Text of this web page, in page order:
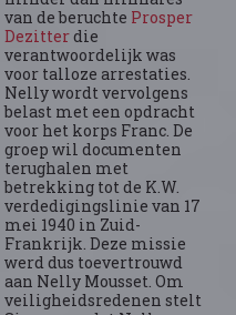
van de beruchte Prosper
Dezitterdie
verantwoordelijk was
voor talloze arrestaties.
Nelly wordt vervolgens
belast met een opdracht
voor het korps Franc. De
groep wil documenten
terughalen met
betrekking tot de K.W.
verdedigingslinie van 17
mei 1940 in Zuid-
Frankrijk. Deze missie
werd dus toevertrouwd
aan Nelly Mousset. Om
veiligheidsredenen stelt